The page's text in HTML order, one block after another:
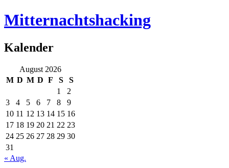
Mitternachtshacking
Kalender
August 2026
M D M D F S
S
1
2
3
4 5 6 7 8
9
10 11 12 13 14 15 16
17 18 19 20 21 22 23
24 25 26 27 28 29 30
31
« Aug.